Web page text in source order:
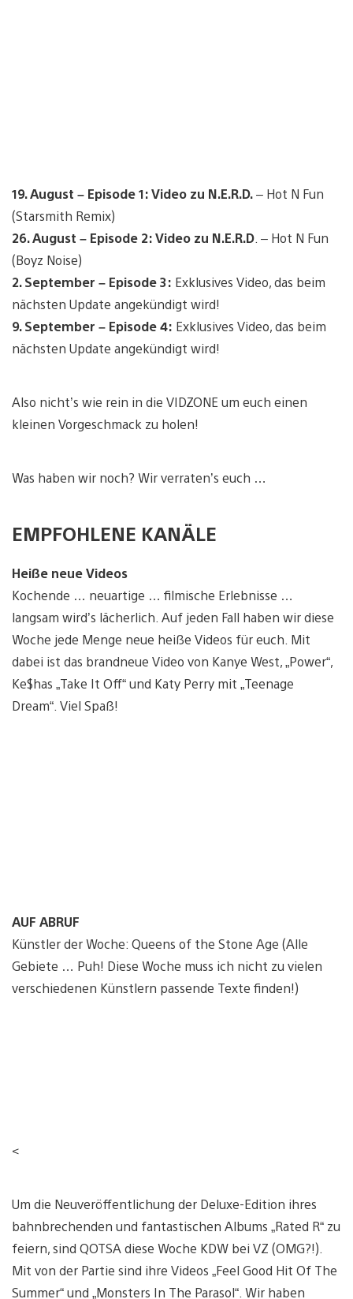
19. August – Episode 1: Video zu N.E.R.D.– Hot N Fun
(Starsmith Remix)
26. August – Episode 2: Video zu N.E.R.D . – Hot N Fun
(Boyz Noise)
2. September – Episode 3: Exklusives Video, das beim
nächsten Update angekündigt wird!
9. September – Episode 4: Exklusives Video, das beim
nächsten Update angekündigt wird!
Also nicht’s wie rein in die VIDZONE um euch einen
kleinen Vorgeschmack zu holen!
Was haben wir noch? Wir verraten’s euch …
EMPFOHLENE KANÄLE
Heiße neue Videos
Kochende … neuartige … filmische Erlebnisse …
langsam wird’s lächerlich. Auf jeden Fall haben wir diese
Woche jede Menge neue heiße Videos für euch. Mit
dabei ist das brandneue Video von Kanye West, „Power“,
Ke$has „Take It Off“ und Katy Perry mit „Teenage
Dream“. Viel Spaß!
AUF ABRUF
Künstler der Woche: Queens of the Stone Age (Alle
Gebiete … Puh! Diese Woche muss ich nicht zu vielen
verschiedenen Künstlern passende Texte finden!)
<
Um die Neuveröffentlichung der Deluxe-Edition ihres
bahnbrechenden und fantastischen Albums „Rated R“ zu
feiern, sind QOTSA diese Woche KDW bei VZ (OMG?!).
Mit von der Partie sind ihre Videos „Feel Good Hit Of The
Summer“ und „Monsters In The Parasol“. Wir haben